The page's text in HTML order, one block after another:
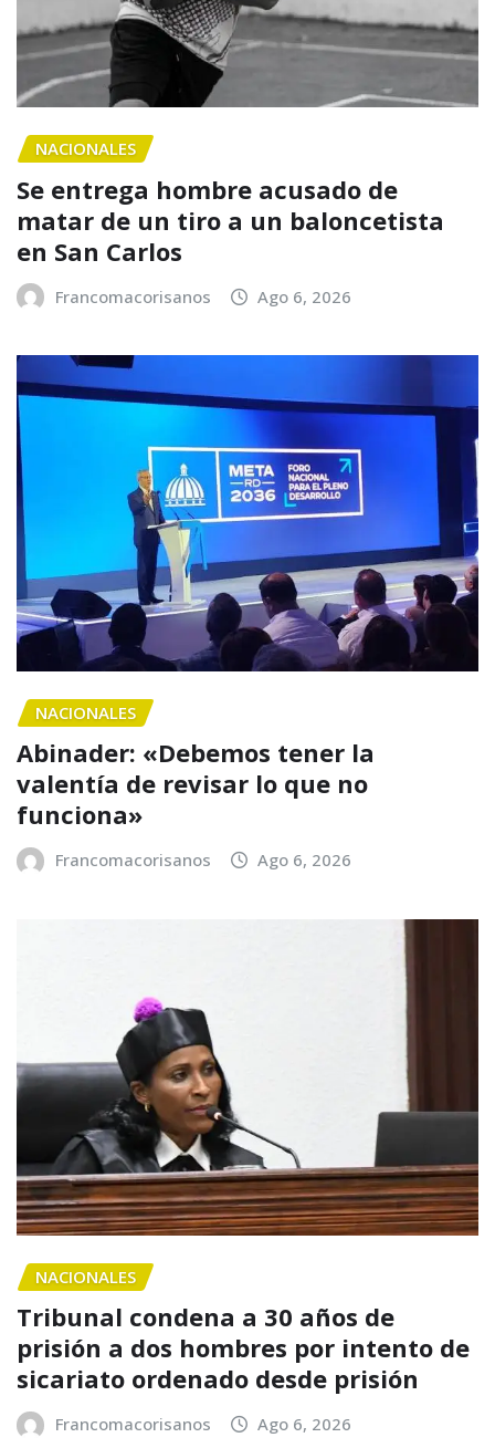
NACIONALES
Se entrega hombre acusado de
matar de un tiro a un baloncetista
en San Carlos
Francomacorisanos Ago 6, 2026
NACIONALES
Abinader: «Debemos tener la
valentía de revisar lo que no
funciona»
Francomacorisanos Ago 6, 2026
NACIONALES
Tribunal condena a 30 años de
prisión a dos hombres por intento de
sicariato ordenado desde prisión
Francomacorisanos Ago 6, 2026